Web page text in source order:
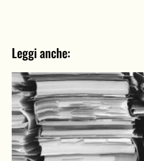
Leggi anche: